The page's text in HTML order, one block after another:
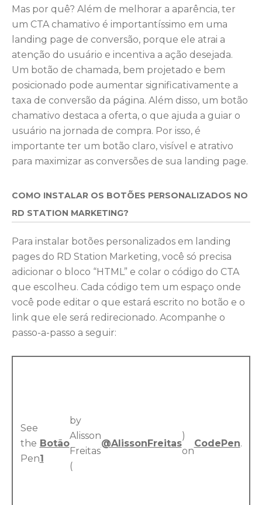
Mas por quê? Além de melhorar a aparência, ter
um CTA chamativo é importantíssimo em uma
landing page de conversão, porque ele atrai a
atenção do usuário e incentiva a ação desejada.
Um botão de chamada, bem projetado e bem
posicionado pode aumentar significativamente a
taxa de conversão da página. Além disso, um botão
chamativo destaca a oferta, o que ajuda a guiar o
usuário na jornada de compra. Por isso, é
importante ter um botão claro, visível e atrativo
para maximizar as conversões de sua landing page.
COMO INSTALAR OS BOTÕES PERSONALIZADOS NO
RD STATION MARKETING?
Para instalar botões personalizados em landing
pages do RD Station Marketing, você só precisa
adicionar o bloco “HTML” e colar o código do CTA
que escolheu. Cada código tem um espaço onde
você pode editar o que estará escrito no botão e o
link que ele será redirecionado. Acompanhe o
passo-a-passo a seguir:
See
the
Pen
Botão
1
by
Alisson
Freitas
(
@AlissonFreitas
)
on
CodePen.